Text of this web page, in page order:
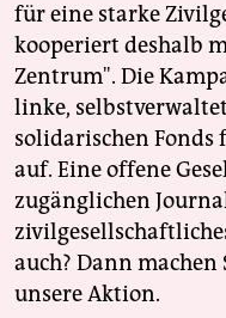
für eine starke
kooperiert deshalb
Zentrum". Die
linke,
solidarischen Fonds
auf. Eine offene
zugänglichen
auch? Dann
unsere Aktion.